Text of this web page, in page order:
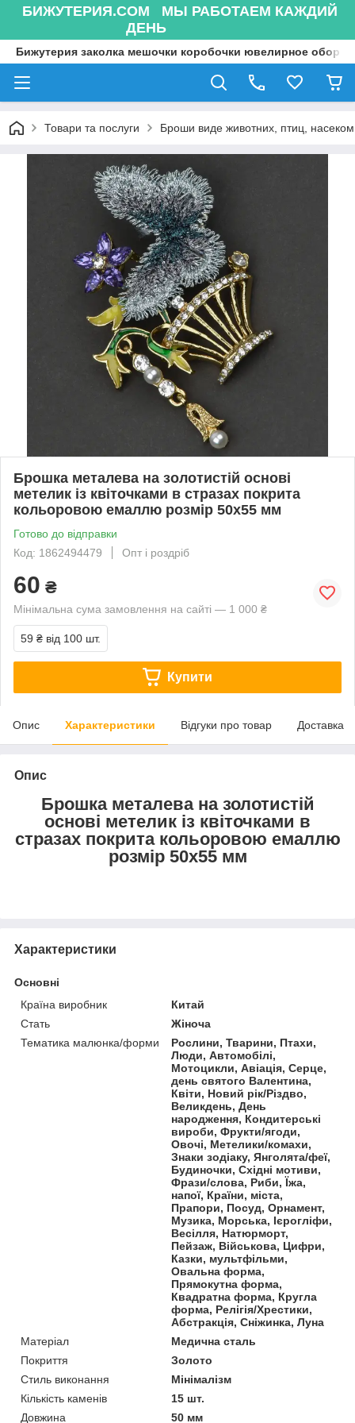
БИЖУТЕРИЯ.COM МЫ РАБОТАЕМ КАЖДИЙ
ДЕНЬ
Бижутерия заколка мешочки коробочки ювелирное
Товари та послуги Броши виде животних, птиц,
Брошка металева на золотистій основі
метелик із квіточками в стразах покрита
кольоровою емаллю розмір 50х55 мм
Готово до відправки
Код: 1862494479
Опт і роздріб
60 ₴
Мінімальна сума замовлення на сайті — 1 000 ₴
59 ₴ від 100 шт.
Купити
Опис Характеристики Відгуки про товар Доставка
Опис
Брошка металева на золотистій
основі метелик із квіточками в
стразах покрита кольоровою емаллю
розмір 50х55 мм
Характеристики
Основні
Країна виробник
Китай
Стать
Жіноча
Тематика малюнка/форми
Рослини, Тварини, Птахи,
Люди, Автомобілі,
Мотоцикли, Авіація, Серце,
день святого Валентина,
Квіти, Новий рік/Різдво,
Великдень, День
народження, Кондитерські
вироби, Фрукти/ягоди,
Овочі, Метелики/комахи,
Знаки зодіаку, Янголята/феї,
Будиночки, Східні мотиви,
Фрази/слова, Риби, Їжа,
напої, Країни, міста,
Прапори, Посуд, Орнамент,
Музика, Морська, Ієрогліфи,
Весілля, Натюрморт,
Пейзаж, Військова, Цифри,
Казки, мультфільми,
Овальна форма,
Прямокутна форма,
Квадратна форма, Кругла
форма, Релігія/Хрестики,
Абстракція, Сніжинка, Луна
Матеріал
Медична сталь
Покриття
Золото
Стиль виконання
Мінімалізм
Кількість каменів
15 шт.
Довжина
50 мм